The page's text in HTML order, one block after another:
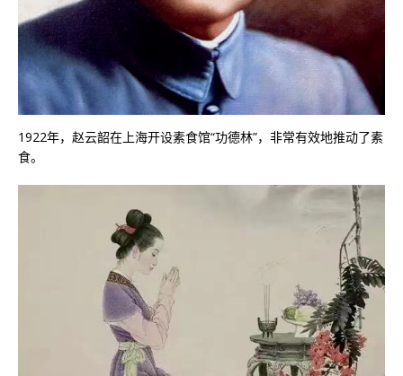
1922年，赵云韶在上海开设素食馆“功德林”，非常有效地推动了素
食。